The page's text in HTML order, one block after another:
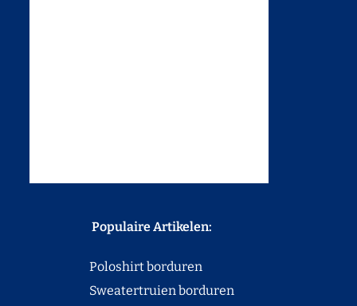
Populaire Artikelen:
Poloshirt borduren
Sweatertruien borduren